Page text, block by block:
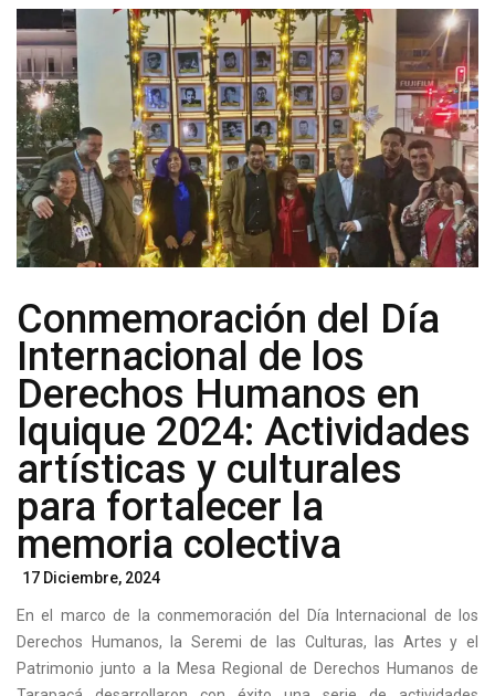
Conmemoración del Día
Internacional de los
Derechos Humanos en
Iquique 2024: Actividades
artísticas y culturales
para fortalecer la
memoria colectiva
Posted
17 Diciembre, 2024
En el marco de la conmemoración del Día Internacional de los
Derechos Humanos, la Seremi de las Culturas, las Artes y el
Patrimonio junto a la Mesa Regional de Derechos Humanos de